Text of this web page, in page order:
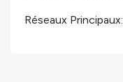
Réseaux Principaux: